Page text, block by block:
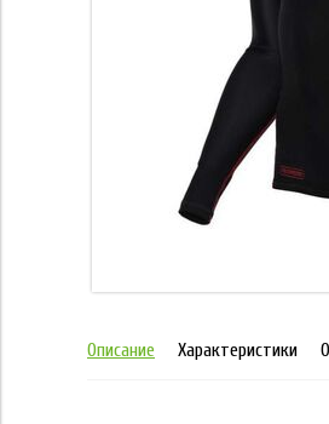
Описание Характеристики